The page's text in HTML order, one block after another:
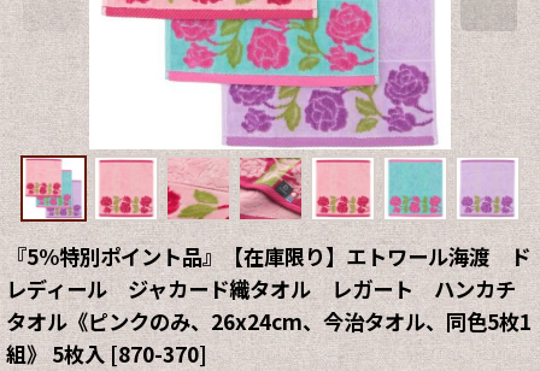
『5%特別ポイント品』【在庫限り】エトワール海渡 ド
レディール ジャカード織タオル レガート ハンカチ
タオル《ピンクのみ、26x24cm、今治タオル、同色5枚1
組》 5枚入 [870-370]